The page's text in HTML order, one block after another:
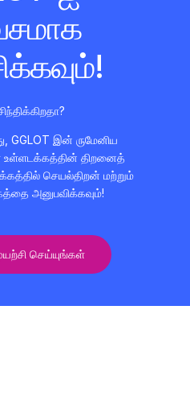
GGLOT இன் ருமேனிய
திறனைத்
செயல்திறன் மற்றும்
அனுபவிக்கவும்!
செய்யுங்கள்